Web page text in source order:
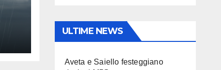
ULTIME NEWS
Aveta e Saiello festeggiano